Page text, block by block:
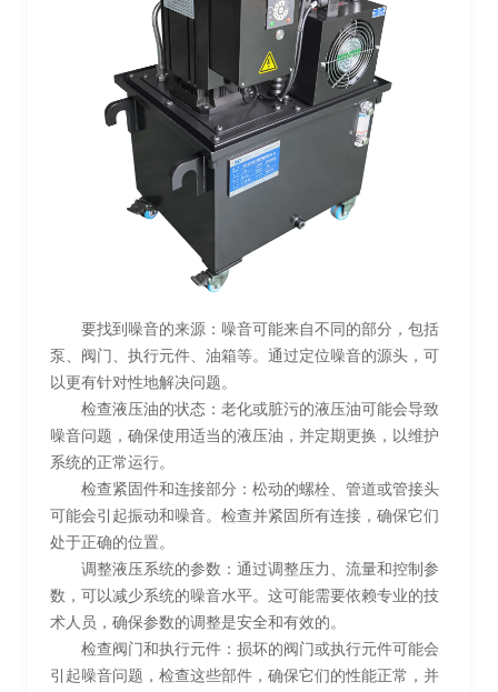
要找到噪音的来源：噪音可能来自不同的部分，包括
泵、阀门、执行元件、油箱等。通过定位噪音的源头，可
以更有针对性地解决问题。
检查液压油的状态：老化或脏污的液压油可能会导致
噪音问题，确保使用适当的液压油，并定期更换，以维护
系统的正常运行。
检查紧固件和连接部分：松动的螺栓、管道或管接头
可能会引起振动和噪音。检查并紧固所有连接，确保它们
处于正确的位置。
调整液压系统的参数：通过调整压力、流量和控制参
数，可以减少系统的噪音水平。这可能需要依赖专业的技
术人员，确保参数的调整是安全和有效的。
检查阀门和执行元件：损坏的阀门或执行元件可能会
引起噪音问题，检查这些部件，确保它们的性能正常，并